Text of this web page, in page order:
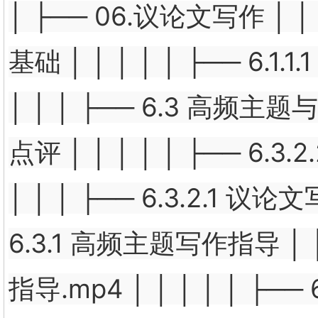
│ ├── 06.议论文写作 │
基础 │ │ │ │ │ ├──
│ │ │ ├── 6.3 高频主题
点评 │ │ │ │ │ ├──
│ │ │ ├── 6.3.2.1 议论
6.3.1 高频主题写作指导
指导.mp4 │ │ │ │ │ ├──